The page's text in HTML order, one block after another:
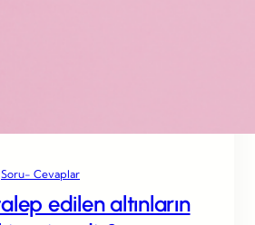
Soru- Cevaplar
edilen altınların